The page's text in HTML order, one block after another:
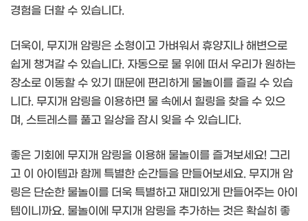
경험을 더할 수 있습니다.
더욱이, 무지개 암링은 소형이고 가벼워서 휴양지나 해변으로
쉽게 챙겨갈 수 있습니다. 자동으로 물 위에 떠서 우리가 원하는
장소로 이동할 수 있기 때문에 편리하게 물놀이를 즐길 수 있습
니다. 무지개 암링을 이용하면 물 속에서 힐링을 찾을 수 있으
며, 스트레스를 풀고 일상을 잠시 잊을 수 있습니다.
좋은 기회에 무지개 암링을 이용해 물놀이를 즐겨보세요! 그리
고 이 아이템과 함께 특별한 순간들을 만들어보세요. 무지개 암
링은 단순한 물놀이를 더욱 특별하고 재미있게 만들어주는 아이
템이니까요. 물놀이에 무지개 암링을 추가하는 것은 확실히 좋